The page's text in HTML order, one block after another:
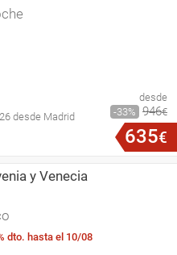
desde Madrid
desde
33
946€
635€
y Venecia
dto. hasta el 10/08